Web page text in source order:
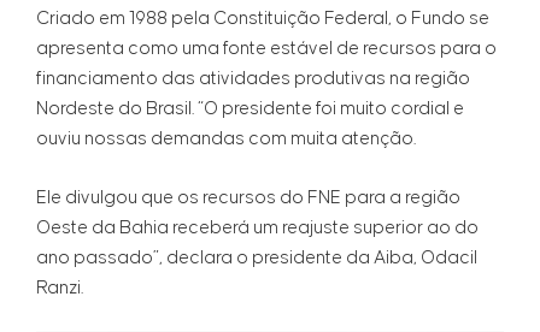
Criado em 1988 pela Constituição Federal, o Fundo se
apresenta como uma fonte estável de recursos para o
financiamento das atividades produtivas na região
Nordeste do Brasil. “O presidente foi muito cordial e
ouviu nossas demandas com muita atenção.
Ele divulgou que os recursos do FNE para a região
Oeste da Bahia receberá um reajuste superior ao do
ano passado”, declara o presidente da Aiba, Odacil
Ranzi.